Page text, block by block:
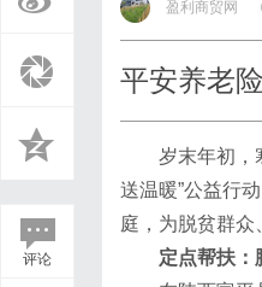
›
评论
盈利商贸网
平安养老
岁末年初，寒
送温暖”公益行
庭，为脱贫群
定点帮扶：脚